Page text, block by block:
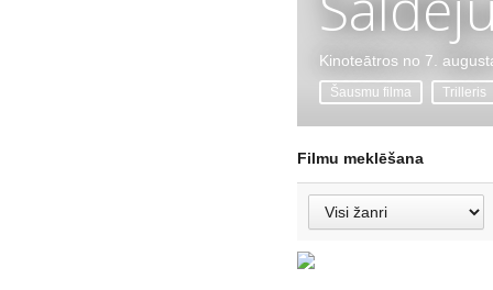
Kinoteātros no 7.
Šausmu filma Trilleris
Filmu meklēšana